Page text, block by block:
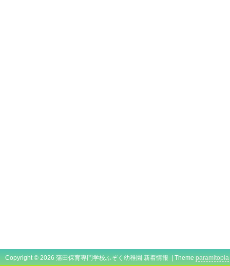
Copyright © 2026 蒲田保育専門学校ふぞく幼稚園 新着情報 | Theme paramitopia